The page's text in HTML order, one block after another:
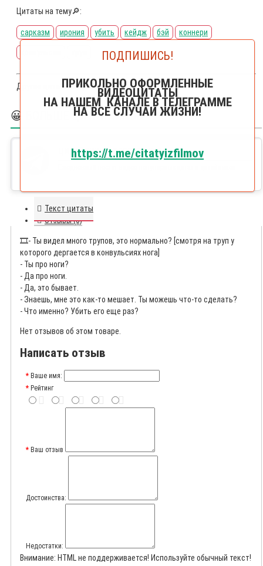
Цитаты на тему🔎:
сарказм ирония убить кейдж бэй коннери
Другие цитаты из фильмаСкала
😀 БОЛЬШЕ ЦИТАЙЛИКОВ
ЦИТАЙЛИКИ В ТЕЛЕГРАММЕ
Текст цитаты
Отзывы (0)
🎞️- Ты видел много трупов, это нормально? [смотря на труп у
которого дергается в конвульсиях нога]
- Ты про ноги?
- Да про ноги.
- Да, это бывает.
- Знаешь, мне это как-то мешает. Ты можешь что-то сделать?
- Что именно? Убить его еще раз?
Нет отзывов об этом товаре.
Написать отзыв
Ваше имя:
Рейтинг
Ваш отзыв
Достоинства:
Недостатки:
Внимание: HTML не поддерживается! Используйте обычный текст!
ПОДПИШИСЬ!
ПРИКОЛЬНО ОФОРМЛЕННЫЕ
ВИДЕОЦИТАТЫ
НА НАШЕМ КАНАЛЕ В ТЕЛЕГРАММЕ
НА ВСЕ СЛУЧАИ ЖИЗНИ!
https://t.me/citatyizfilmov